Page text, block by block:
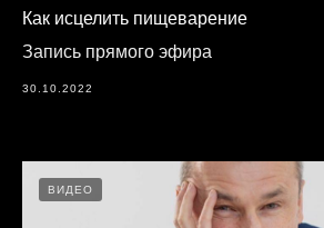
Как исцелить пищеварение
Запись прямого эфира
30.10.2022
ВИДЕО